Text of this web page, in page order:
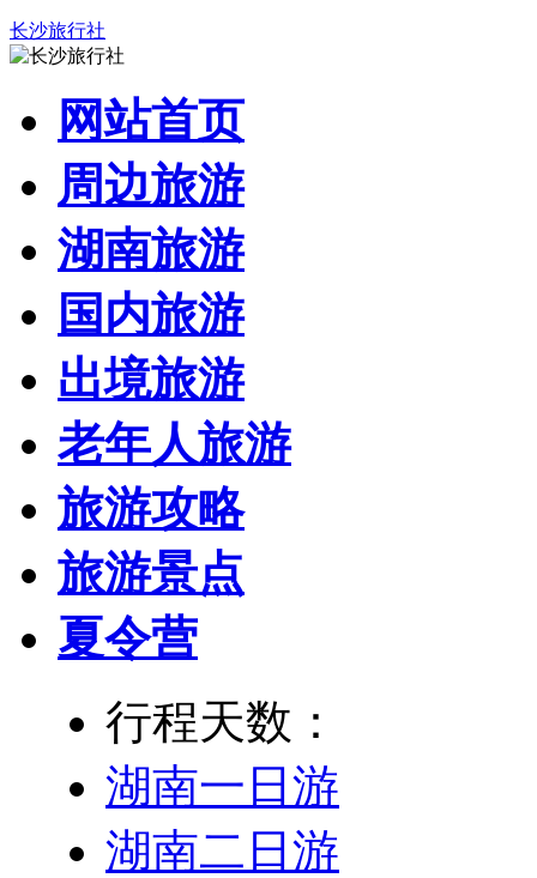
长沙旅行社
网站首页
周边旅游
湖南旅游
国内旅游
出境旅游
老年人旅游
旅游攻略
旅游景点
夏令营
行程天数：
湖南一日游
湖南二日游